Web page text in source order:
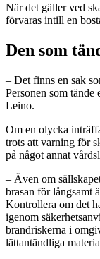
När det gäller ved
förvaras intill en
Den som
– Det finns en sak
Personen som tände
Leino.
Om en olycka
trots att varning för
på något annat
– Även om
brasan för långsamt
Kontrollera om det
igenom
brandriskerna i
lättantändliga